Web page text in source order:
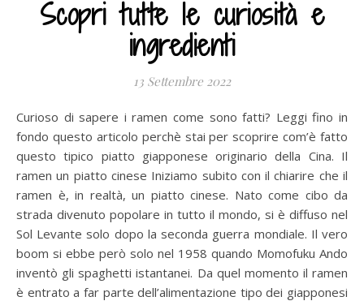
Scopri tutte le curiosità e
ingredienti
13 Settembre 2022
Curioso di sapere i ramen come sono fatti? Leggi fino in
fondo questo articolo perchè stai per scoprire com’è fatto
questo tipico piatto giapponese originario della Cina. Il
ramen un piatto cinese Iniziamo subito con il chiarire che il
ramen è, in realtà, un piatto cinese. Nato come cibo da
strada divenuto popolare in tutto il mondo, si è diffuso nel
Sol Levante solo dopo la seconda guerra mondiale. Il vero
boom si ebbe però solo nel 1958 quando Momofuku Ando
inventò gli spaghetti istantanei. Da quel momento il ramen
è entrato a far parte dell’alimentazione tipo dei giapponesi